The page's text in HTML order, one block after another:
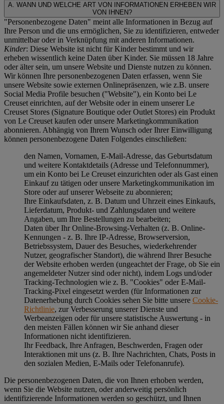
A. WANN UND WELCHE ART VON INFORMATIONEN ERHEBEN WIR
VON IHNEN?
"Personenbezogene Daten" meint alle Informationen in Bezug auf
Ihre Person und die uns ermöglichen, Sie zu identifizieren, entweder
unmittelbar oder in Verknüpfung mit anderen Informationen.
Kinder: Diese Website ist nicht für Kinder bestimmt und wir
erheben wissentlich keine Daten über Kinder. Sie müssen 18 Jahre
oder älter sein, um unsere Website und Dienste nutzen zu können.
Wir können Ihre personenbezogenen Daten erfassen, wenn Sie
unsere Website sowie externen Onlinepräsenzen, wie z.B. unsere
Social Media Profile besuchen ("Website"), ein Konto bei Le
Creuset einrichten, auf der Website oder in einem unserer Le
Creuset Stores (Signature Boutique oder Outlet Stores) ein Produkt
von Le Creuset kaufen oder unsere Marketingkommunikation
abonnieren. Abhängig von Ihrem Wunsch oder Ihrer Einwilligung
können personenbezogene Daten Folgendes einschließen:
den Namen, Vornamen, E-Mail-Adresse, das Geburtsdatum
und weitere Kontaktdetails (Adresse und Telefonnummer),
um ein Konto bei Le Creuset einzurichten oder als Gast einen
Einkauf zu tätigen oder unsere Marketingkommunikation im
Store oder auf unserer Webseite zu abonnieren;
Ihre Einkaufsdaten, z. B. Datum und Uhrzeit eines Einkaufs,
Lieferdatum, Produkt- und Zahlungsdaten und weitere
Angaben, um Ihre Bestellungen zu bearbeiten;
Daten über Ihr Online-Browsing-Verhalten (z. B. Online-
Kennungen - z. B. Ihre IP-Adresse, Browserversion,
Betriebssystem, Dauer des Besuches, wiederkehrender
Nutzer, geografischer Standort), die während Ihrer Besuche
der Website erhoben werden (ungeachtet der Frage, ob Sie ein
angemeldeter Nutzer sind oder nicht), indem Logs und/oder
Tracking-Technologien wie z. B. "Cookies" oder E-Mail-
Tracking-Pixel eingesetzt werden (für Informationen zur
Datenerhebung durch Cookies sehen Sie bitte unsere Cookie-
Richtlinie, zur Verbesserung unserer Dienste und
Werbeanzeigen oder für unsere statistische Auswertung - in
den meisten Fällen können wir Sie anhand dieser
Informationen nicht identifizieren.
Ihr Feedback, Ihre Anfragen, Beschwerden, Fragen oder
Interaktionen mit uns (z. B. Ihre Nachrichten, Chats, Posts in
den sozialen Medien, E-Mails oder Telefonanrufe).
Die personenbezogenen Daten, die von Ihnen erhoben werden,
wenn Sie die Website nutzen, oder anderweitig persönlich
identifizierende Informationen werden so geschützt, und Ihnen